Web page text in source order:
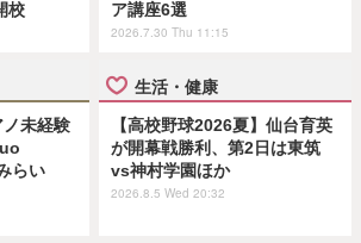
校
ア講座6選
2026.7.30 Thu 11:15
ノ未経験
らい
生活・健康
【高校野球2026夏】仙台育英
が開幕戦勝利、第2日は東筑
vs神村学園ほか
2026.8.5 Wed 20:32